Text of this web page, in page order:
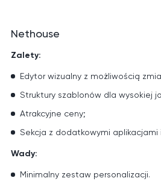
Nethouse
Zalety:
Edytor wizualny z możliwością
Struktury szablonów dla wysokiej
Atrakcyjne ceny;
Sekcja z dodatkowymi aplikacjami
Wady:
Minimalny zestaw personalizacji.